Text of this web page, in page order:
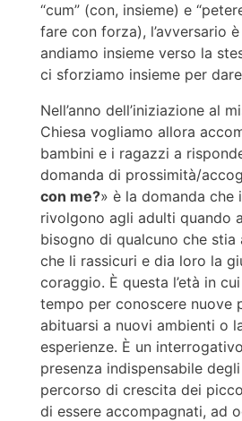
“cum” (con, insieme) e
fare con forza), l’avversario
andiamo insieme verso la
ci sforziamo insieme per
Nell’anno dell’iniziazione al
Chiesa vogliamo allora
bambini e i ragazzi a
domanda di prossimità/
con me?» è la domanda che
rivolgono agli adulti quando
bisogno di qualcuno che stia
che li rassicuri e dia loro la
coraggio. È questa l’età in
tempo per conoscere nuove
abituarsi a nuovi ambienti o
esperienze. È un
presenza indispensabile
percorso di crescita dei
di essere accompagnati, ad